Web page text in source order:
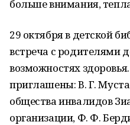
больше внимания,
29 октября в детской
встреча с родителями
возможностях
приглашены: В. Г.
общества инвалидов
организации, Ф. Ф.